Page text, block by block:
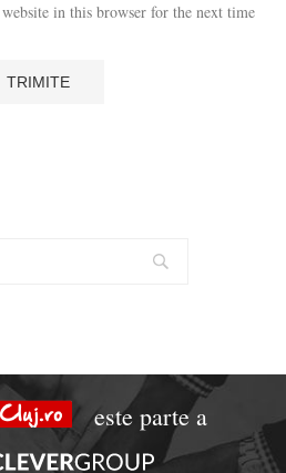
in this browser for the next time
este parte a